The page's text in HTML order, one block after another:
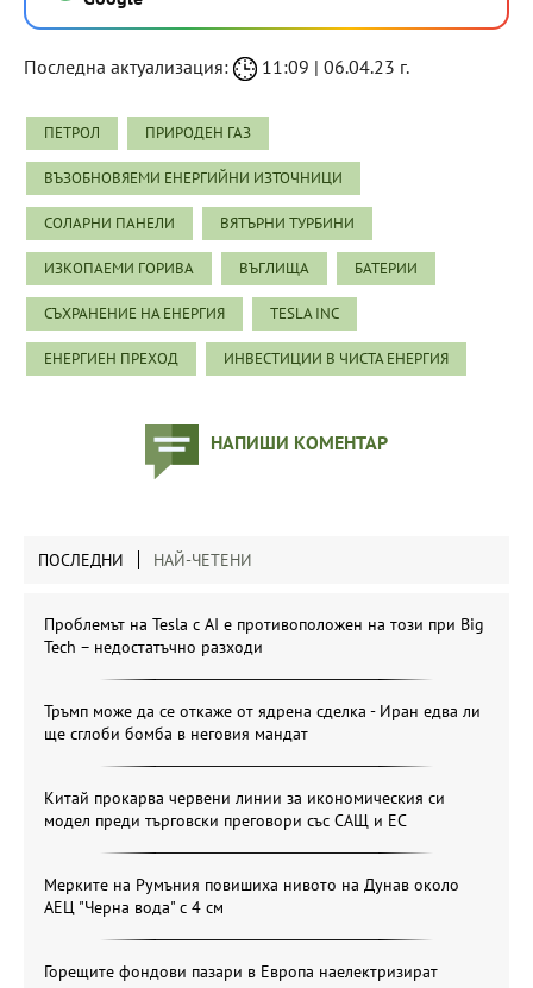
Последна актуализация: 11:09 | 06.04.23 г.
ПЕТРОЛ ПРИРОДЕН ГАЗ
ВЪЗОБНОВЯЕМИ ЕНЕРГИЙНИ ИЗТОЧНИЦИ
СОЛАРНИ ПАНЕЛИ ВЯТЪРНИ ТУРБИНИ
ИЗКОПАЕМИ ГОРИВА ВЪГЛИЩА БАТЕРИИ
СЪХРАНЕНИЕ НА ЕНЕРГИЯ TESLA INC
ЕНЕРГИЕН ПРЕХОД ИНВЕСТИЦИИ В ЧИСТА ЕНЕРГИЯ
НАПИШИ КОМЕНТАР
ПОСЛЕДНИ НАЙ-ЧЕТЕНИ
Проблемът на Tesla с AI е противоположен на този при Big
Tech – недостатъчно разходи
Тръмп може да се откаже от ядрена сделка - Иран едва ли
ще сглоби бомба в неговия мандат
Китай прокарва червени линии за икономическия си
модел преди търговски преговори със САЩ и ЕС
Мерките на Румъния повишиха нивото на Дунав около
АЕЦ "Черна вода" с 4 см
Горещите фондови пазари в Европа наелектризират